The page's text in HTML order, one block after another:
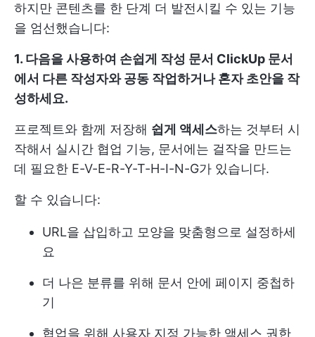
하지만 콘텐츠를 한 단계 더 발전시킬 수 있는 기능
을 엄선했습니다:
1. 다음을 사용하여 손쉽게 작성 문서 ClickUp 문서
에서 다른 작성자와 공동 작업하거나 혼자 초안을 작
성하세요.
프로젝트와 함께 저장해 쉽게 액세스하는 것부터 시
작해서 실시간 협업 기능, 문서에는 걸작을 만드는
데 필요한 E-V-E-R-Y-T-H-I-N-G가 있습니다.
할 수 있습니다:
URL을 삽입하고 모양을 맞춤형으로 설정하세
요
더 나은 분류를 위해 문서 안에 페이지 중첩하
기
협업을 위해 사용자 지정 가능한 액세스 권한